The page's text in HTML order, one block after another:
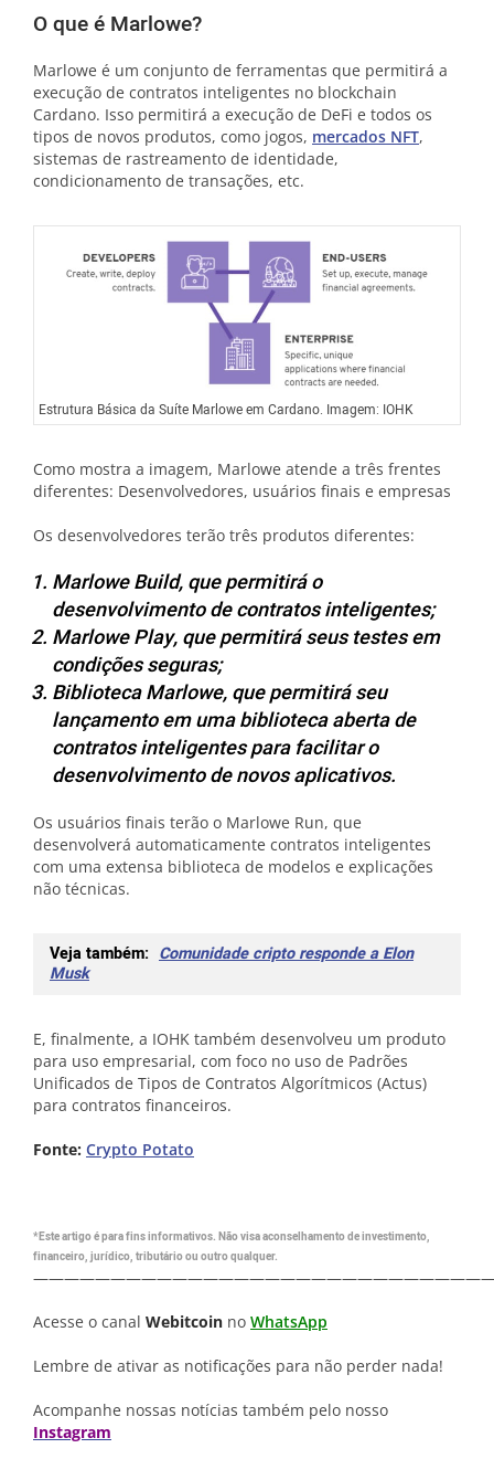
O que é Marlowe?
Marlowe é um conjunto de ferramentas que permitirá a
execução de contratos inteligentes no blockchain
Cardano. Isso permitirá a execução de DeFi e todos os
tipos de novos produtos, como jogos, mercados NFT,
sistemas de rastreamento de identidade,
condicionamento de transações, etc.
Estrutura Básica da Suíte Marlowe em Cardano. Imagem: IOHK
Como mostra a imagem, Marlowe atende a três frentes
diferentes: Desenvolvedores, usuários finais e empresas
Os desenvolvedores terão três produtos diferentes:
Marlowe Build, que permitirá o
desenvolvimento de contratos inteligentes;
Marlowe Play, que permitirá seus testes em
condições seguras;
Biblioteca Marlowe, que permitirá seu
lançamento em uma biblioteca aberta de
contratos inteligentes para facilitar o
desenvolvimento de novos aplicativos.
Os usuários finais terão o Marlowe Run, que
desenvolverá automaticamente contratos inteligentes
com uma extensa biblioteca de modelos e explicações
não técnicas.
Veja também: Comunidade cripto responde a Elon
Musk
E, finalmente, a IOHK também desenvolveu um produto
para uso empresarial, com foco no uso de Padrões
Unificados de Tipos de Contratos Algorítmicos (Actus)
para contratos financeiros.
Fonte: Crypto Potato
*Este artigo é para fins informativos. Não visa aconselhamento de investimento,
financeiro, jurídico, tributário ou outro qualquer.
Acesse o canal Webitcoin no WhatsApp
Lembre de ativar as notificações para não perder nada!
Acompanhe nossas notícias também pelo nosso
Instagram